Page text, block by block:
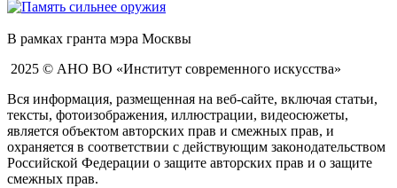
В рамках гранта мэра Москвы
2025 © АНО ВО «Институт современного искусства»
Вся информация, размещенная на веб-сайте, включая статьи,
тексты, фотоизображения, иллюстрации, видеосюжеты,
является объектом авторских прав и смежных прав, и
охраняется в соответствии с действующим законодательством
Российской Федерации о защите авторских прав и о защите
смежных прав.